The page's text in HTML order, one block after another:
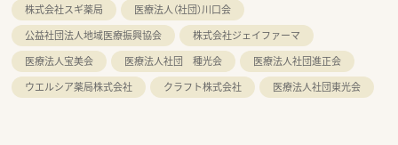
株式会社スギ薬局
医療法人（社団）川口会
公益社団法人地域医療振興協会
株式会社ジェイファーマ
医療法人宝美会
医療法人社団 種光会
医療法人社団進正会
ウエルシア薬局株式会社
クラフト株式会社 医療法人社団東光会